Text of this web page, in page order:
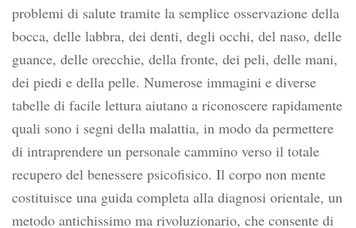
problemi di salute tramite la semplice osservazione della
bocca, delle labbra, dei denti, degli occhi, del naso, delle
guance, delle orecchie, della fronte, dei peli, delle mani,
dei piedi e della pelle. Numerose immagini e diverse
tabelle di facile lettura aiutano a riconoscere rapidamente
quali sono i segni della malattia, in modo da permettere
di intraprendere un personale cammino verso il totale
recupero del benessere psicofisico. Il corpo non mente
costituisce una guida completa alla diagnosi orientale, un
metodo antichissimo ma rivoluzionario, che consente di